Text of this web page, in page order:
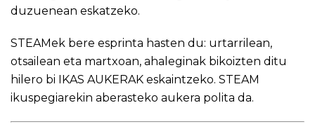
duzuenean eskatzeko.
STEAMek bere esprinta hasten du: urtarrilean,
otsailean eta martxoan, ahaleginak bikoizten ditu
hilero bi IKAS AUKERAK eskaintzeko. STEAM
ikuspegiarekin aberasteko aukera polita da.